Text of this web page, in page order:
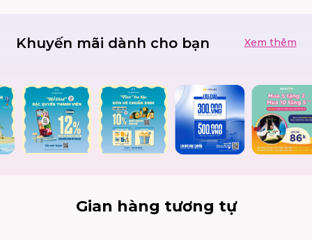
Khuyến mãi dành cho bạn Xem thêm
Gian hàng tương tự